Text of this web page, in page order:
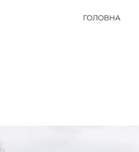
ГОЛОВНА